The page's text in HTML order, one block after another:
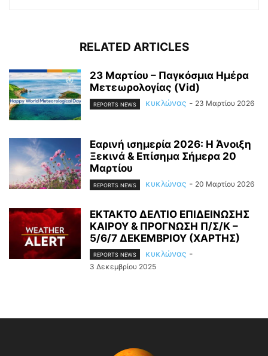
RELATED ARTICLES
23 Μαρτίου – Παγκόσμια Ημέρα
Μετεωρολογίας (Vid)
REPORTS NEWS κυκλώνας - 23 Μαρτίου 2026
Εαρινή ισημερία 2026: Η Άνοιξη
Ξεκινά & Επίσημα Σήμερα 20
Μαρτίου
REPORTS NEWS κυκλώνας - 20 Μαρτίου 2026
ΕΚΤΑΚΤΟ ΔΕΛΤΙΟ ΕΠΙΔΕΙΝΩΣΗΣ
ΚΑΙΡΟΥ & ΠΡΟΓΝΩΣΗ Π/Σ/Κ –
5/6/7 ΔΕΚΕΜΒΡΙΟΥ (ΧΑΡΤΗΣ)
REPORTS NEWS κυκλώνας -
3 Δεκεμβρίου 2025